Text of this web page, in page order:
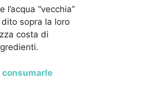
“vecchia”
sopra la loro
costa di